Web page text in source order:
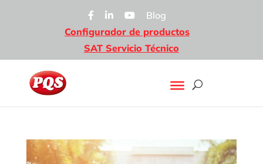
Blog
Configurador de productos
SAT Servicio Técnico